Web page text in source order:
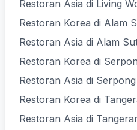
Restoran Asia di Living
Restoran Korea di Alam
Restoran Asia di Alam
Restoran Korea di
Restoran Asia di Serpong
Restoran Korea di
Restoran Asia di